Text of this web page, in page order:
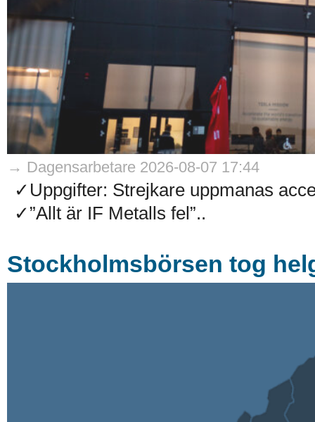
→ Dagensarbetare 2026-08-07 17:44
✓Uppgifter: Strejkare uppmanas
✓”Allt är IF Metalls fel”..
Stockholmsbörsen tog